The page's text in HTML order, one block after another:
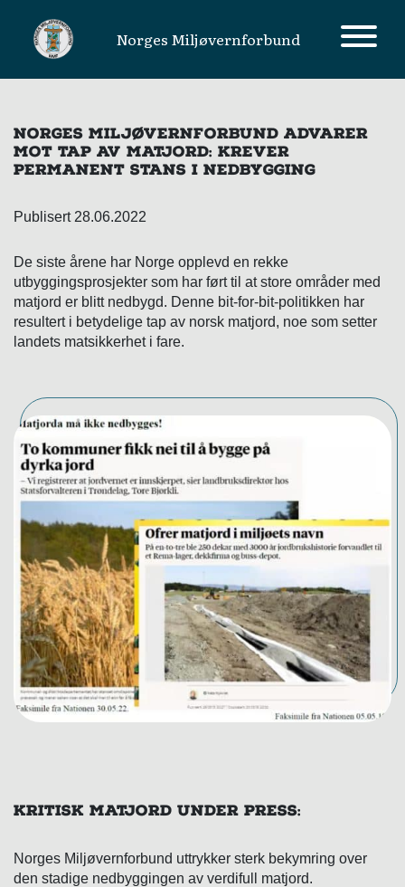
MAIN NAVIGATIONNorges Miljøvernforbund
NORGES MILJØVERNFORBUND ADVARER
MOT TAP AV MATJORD: KREVER
PERMANENT STANS I NEDBYGGING
Publisert 28.06.2022
De siste årene har Norge opplevd en rekke
utbyggingsprosjekter som har ført til at store områder med
matjord er blitt nedbygd. Denne bit-for-bit-politikken har
resultert i betydelige tap av norsk matjord, noe som setter
landets matsikkerhet i fare.
KRITISK MATJORD UNDER PRESS:
Norges Miljøvernforbund uttrykker sterk bekymring over
den stadige nedbyggingen av verdifull matjord.